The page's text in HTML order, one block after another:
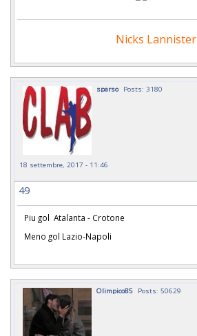
Nicks Lannister
sparso Posts: 3180
18 settembre, 2017 - 11:46
49
Piu gol Atalanta - Crotone
Meno gol Lazio-Napoli
Olimpico85 Posts: 50629